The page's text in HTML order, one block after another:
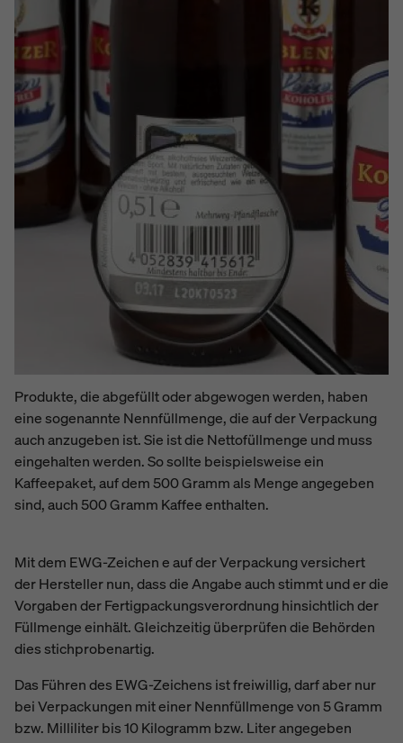
Produkte, die abgefüllt oder abgewogen werden, haben
eine sogenannte Nennfüllmenge, die auf der Verpackung
auch anzugeben ist. Sie ist die Nettofüllmenge und muss
eingehalten werden. So sollte beispielsweise ein
Kaffeepaket, auf dem 500 Gramm als Menge angegeben
sind, auch 500 Gramm Kaffee enthalten.
Mit dem EWG-Zeichen e auf der Verpackung versichert
der Hersteller nun, dass die Angabe auch stimmt und er die
Vorgaben der Fertigpackungsverordnung hinsichtlich der
Füllmenge einhält. Gleichzeitig überprüfen die Behörden
dies stichprobenartig.
Das Führen des EWG-Zeichens ist freiwillig, darf aber nur
bei Verpackungen mit einer Nennfüllmenge von 5 Gramm
bzw. Milliliter bis 10 Kilogramm bzw. Liter angegeben